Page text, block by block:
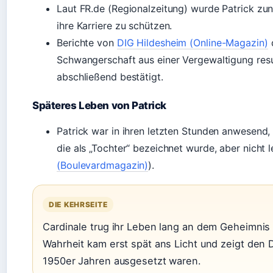
Laut FR.de (Regionalzeitung) wurde Patrick
ihre Karriere zu schützen.
Berichte von DIG Hildesheim (Online-Magazin)
Schwangerschaft aus einer Vergewaltigung
abschließend bestätigt.
Späteres Leben von Patrick
Patrick war in ihren letzten Stunden
die als „Tochter“ bezeichnet wurde, aber nicht
(Boulevardmagazin)).
DIE KEHRSEITE
Cardinale trug ihr Leben lang an dem
Wahrheit kam erst spät ans Licht und zeigt den
1950er Jahren ausgesetzt waren.